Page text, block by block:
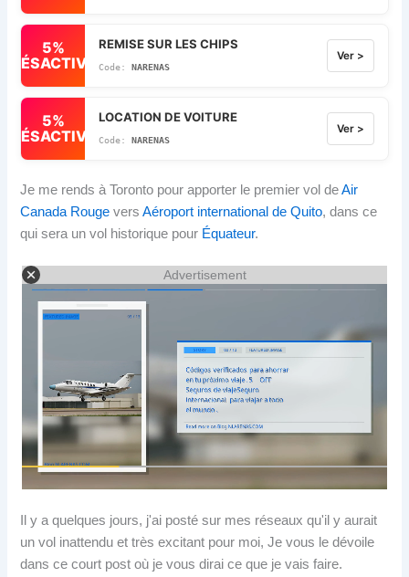
5%
DÉSACTIVÉ
REMISE SUR LES CHIPS
NARENAS
Ver >
5%
DÉSACTIVÉ
LOCATION DE VOITURE
NARENAS
Ver >
Je me rends à Toronto pour apporter le premier vol deAir
Canada Rouge versAéroport international de Quito, dans ce
qui sera un vol historique pour Équateur.
Advertisement
Il y a quelques jours, j'ai posté sur mes réseaux qu'il y aurait
un vol inattendu et très excitant pour moi, Je vous le dévoile
dans ce court post où je vous dirai ce que je vais faire.